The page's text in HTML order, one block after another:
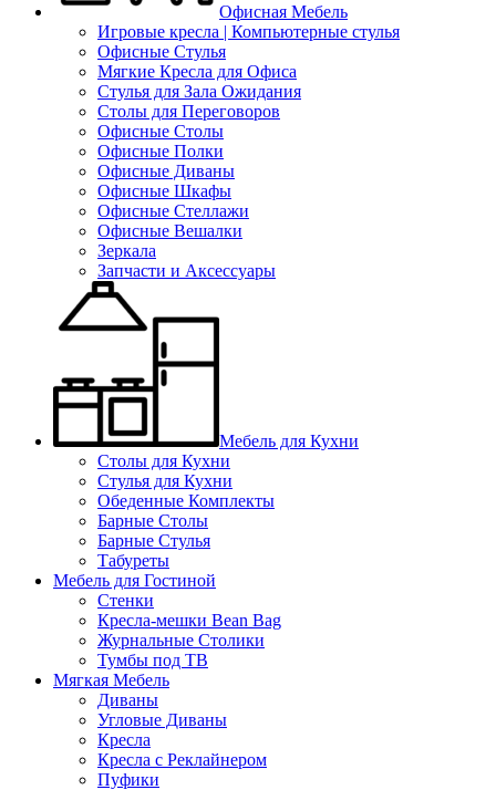
Офисная Мебель
Игровые кресла | Компьютерные стулья
Офисные Стулья
Мягкие Кресла для Офиса
Стулья для Зала Ожидания
Столы для Переговоров
Офисные Столы
Офисные Полки
Офисные Диваны
Офисные Шкафы
Офисные Стеллажи
Офисные Вешалки
Зеркала
Запчасти и Аксессуары
Мебель для Кухни
Столы для Кухни
Стулья для Кухни
Обеденные Комплекты
Барные Столы
Барные Стулья
Табуреты
Мебель для Гостиной
Стенки
Кресла-мешки Bean Bag
Журнальные Столики
Тумбы под ТВ
Мягкая Мебель
Диваны
Угловые Диваны
Кресла
Кресла с Реклайнером
Пуфики